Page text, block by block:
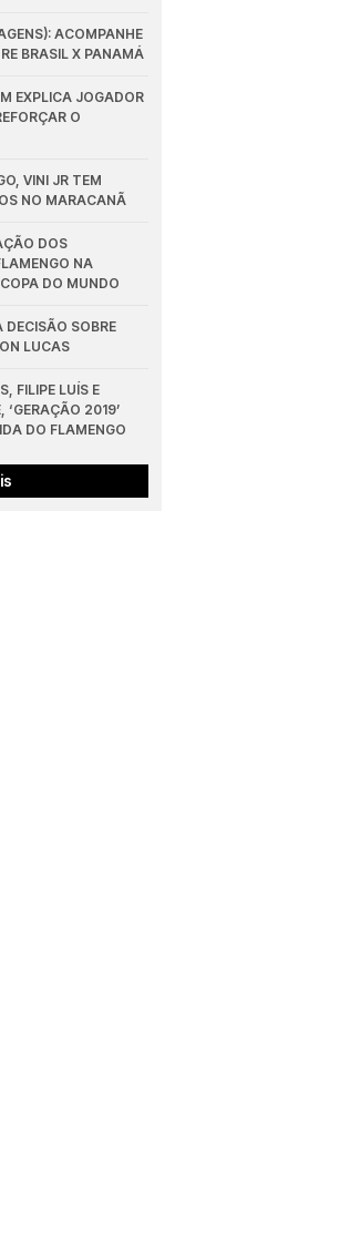
ACOMPANHE
BRASIL X PANAMÁ
EXPLICA JOGADOR
O
VINI JR TEM
NO MARACANÃ
DOS
NA
DO MUNDO
SOBRE
LUCAS
FILIPE LUÍS E
‘GERAÇÃO 2019’
DO FLAMENGO